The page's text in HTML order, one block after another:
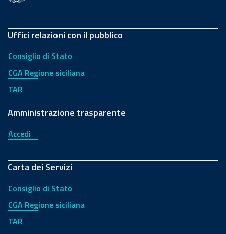
Uffici relazioni con il pubblico
Consiglio di Stato
CGA Regione siciliana
TAR
Amministrazione trasparente
Accedi
Carta dei Servizi
Consiglio di Stato
CGA Regione siciliana
TAR